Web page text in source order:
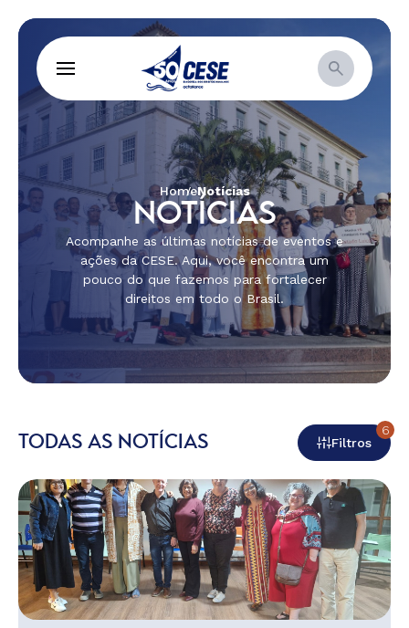
HomeNotícias
NOTÍCIAS
Acompanhe as últimas notícias de eventos e
ações da CESE. Aqui, você encontra um
pouco do que fazemos para fortalecer
direitos em todo o Brasil.
TODAS AS NOTÍCIAS Filtros
6